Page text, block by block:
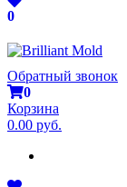
0
Обратный звонок
0
Корзина
0.00 руб.